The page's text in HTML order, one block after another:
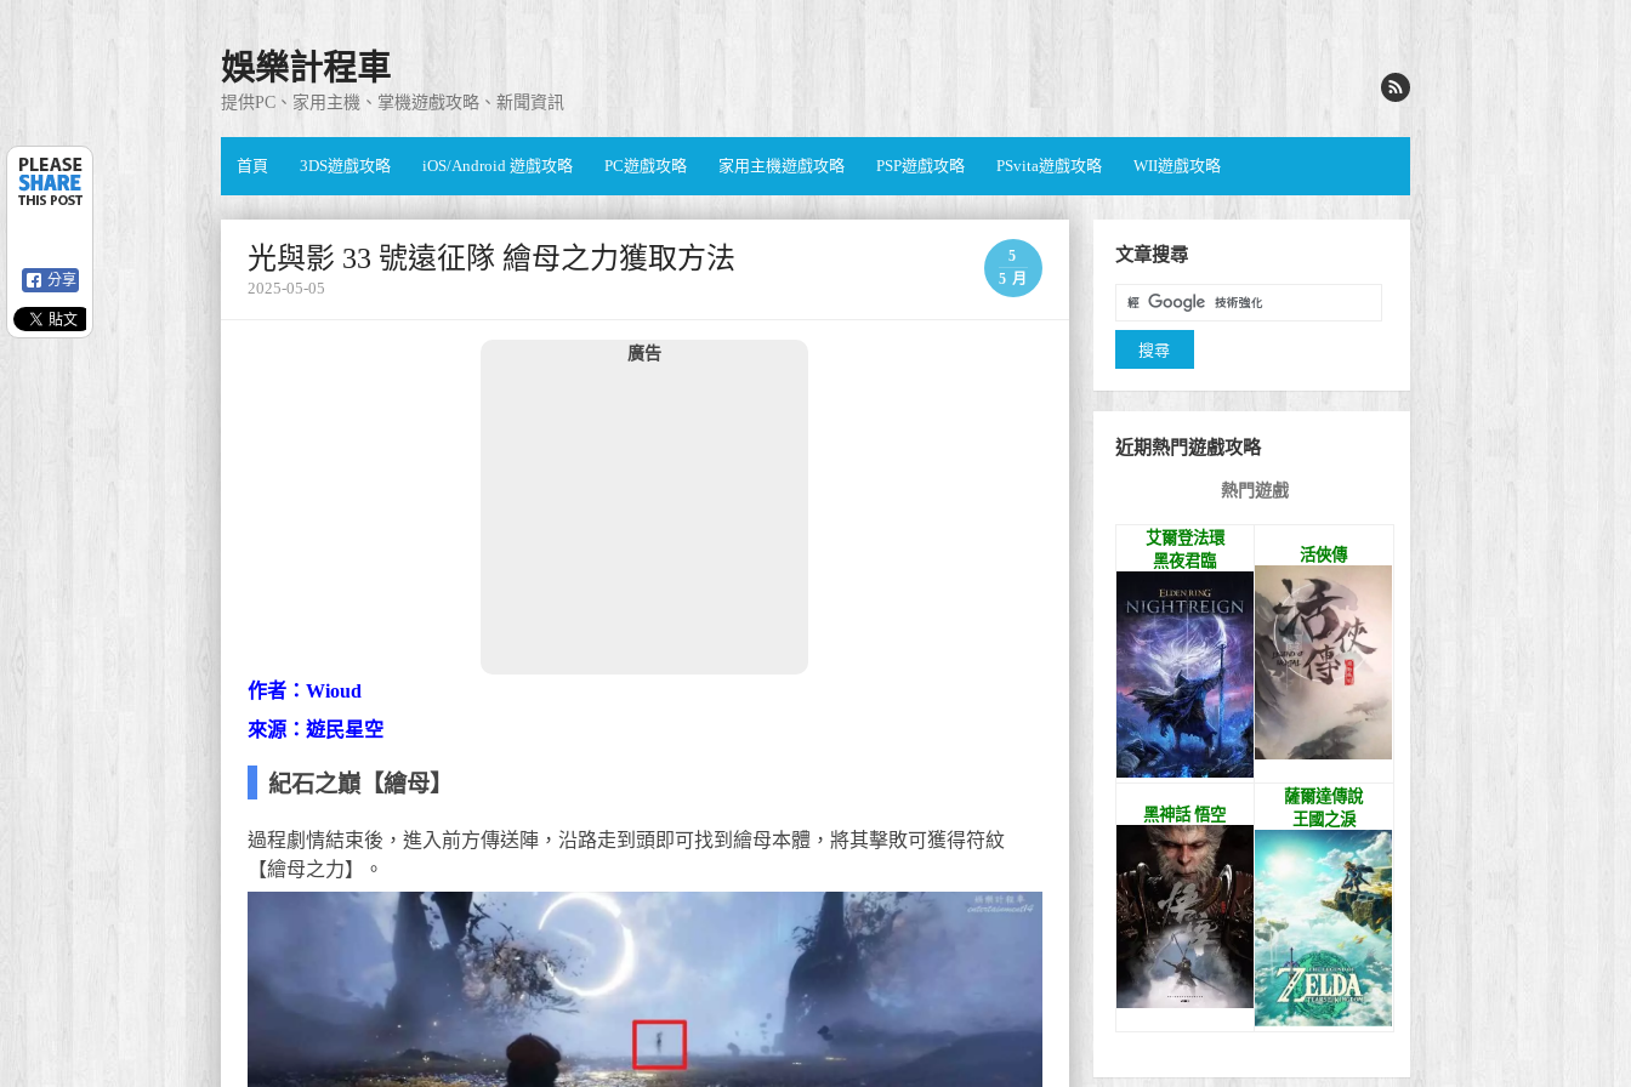
娛樂計程車
提供PC、家用主機、掌機遊戲攻略、新聞資訊
首頁 3DS遊戲攻略 iOS/Android 遊戲攻略 PC遊戲攻略 家用主機遊戲攻略 PSP遊戲攻略 PSvita遊戲攻略 WII遊戲攻略
光與影 33 號遠征隊 繪母之力獲取方法
5
5 月
2025-05-05
廣告
作者：Wioud
來源：遊民星空
紀石之巔【繪母】
過程劇情結束後，進入前方傳送陣，沿路走到頭即可找到繪母本體，將其擊敗可獲得符紋
【繪母之力】。
文章搜尋
近期熱門遊戲攻略
熱門遊戲
艾爾登法環
黑夜君臨
活俠傳
黑神話 悟空
薩爾達傳說
王國之淚
分享